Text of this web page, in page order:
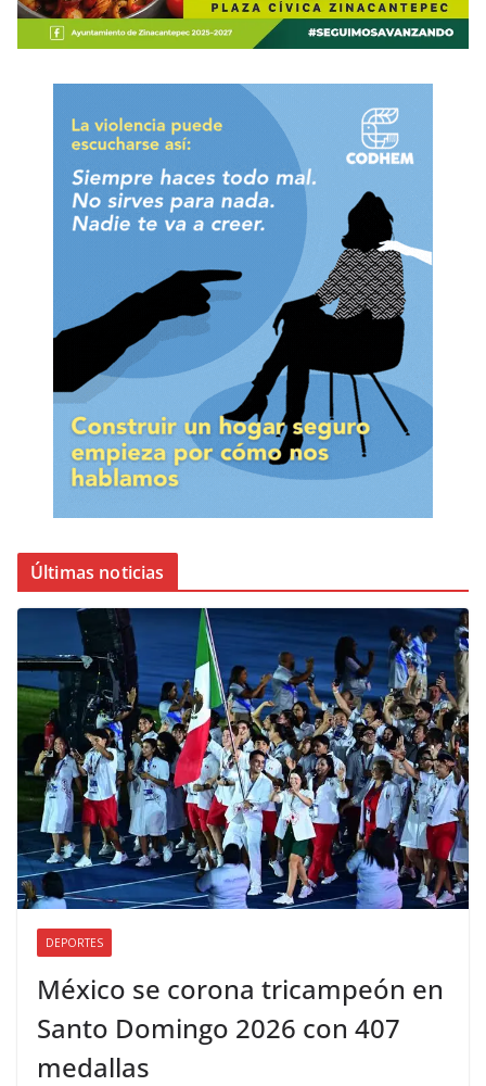
Últimas noticias
DEPORTES
México se corona tricampeón en
Santo Domingo 2026 con 407
medallas